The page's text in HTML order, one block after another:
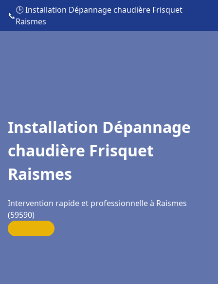
📞
🕒 Installation Dépannage chaudière Frisquet
Raismes
Installation Dépannage
chaudière Frisquet
Raismes
Intervention rapide et professionnelle à Raismes
(59590)